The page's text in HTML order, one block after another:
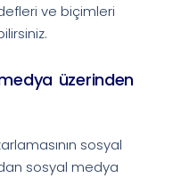
ve biçimleri
üzerinden
sosyal
sosyal medya